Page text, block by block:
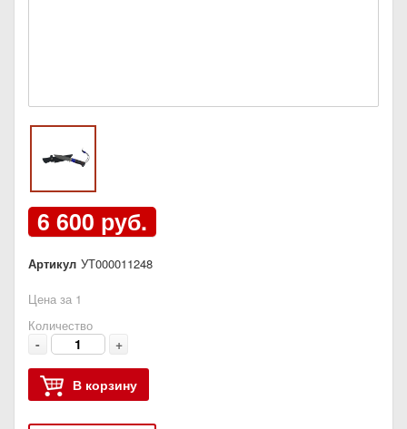
6 600 руб.
Артикул УТ000011248
Цена за 1
Количество
- +
В корзину